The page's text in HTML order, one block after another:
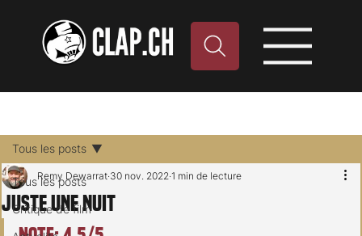
Tous les posts
Critique de film
Tous les posts
Juste une nuit
Remy Dewarrat 30 nov. 2022 1 min de lecture